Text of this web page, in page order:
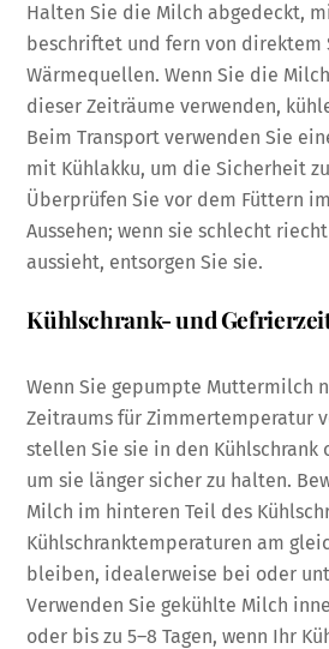
Halten Sie die Milch abgedeckt,
beschriftet und fern von direktem
Wärmequellen. Wenn Sie die
dieser Zeiträume verwenden,
Beim Transport verwenden Sie
mit Kühlakku, um die Sicherheit
Überprüfen Sie vor dem Füttern
Aussehen; wenn sie schlecht
aussieht, entsorgen Sie sie.
Kühlschrank- und
Wenn Sie gepumpte Muttermilch
Zeitraums für Zimmertemperatur
stellen Sie sie in den Kühlschrank
um sie länger sicher zu halten.
Milch im hinteren Teil des
Kühlschranktemperaturen am
bleiben, idealerweise bei oder
Verwenden Sie gekühlte Milch
oder bis zu 5–8 Tagen, wenn Ihr